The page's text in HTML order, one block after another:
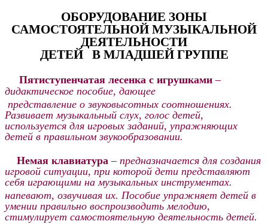
ОБОРУДОВАНИЕ ЗОНЫ
САМОСТОЯТЕЛЬНОЙ МУЗЫКАЛЬНОЙ
ДЕЯТЕЛЬНОСТИ
ДЕТЕЙ В МЛАДШЕЙ ГРУППЕ
Пятиступенчатая лесенка с игрушками –
дидактическое пособие, дающее
представление о звуковысотных соотношениях.
Развивает музыкальный слух, голос детей,
используется для игровых заданий, упражняющих
детей в правильном звукообразовании.
Немая клавиатура – предназначается для создания
игровой ситуации, при которой дети представляют
себя играющими на музыкальных инструментах.
напевают, озвучивая их. Пособие упражняет детей в
умении правильно воспроизводить мелодию,
стимулирует самостоятельную деятельность детей.